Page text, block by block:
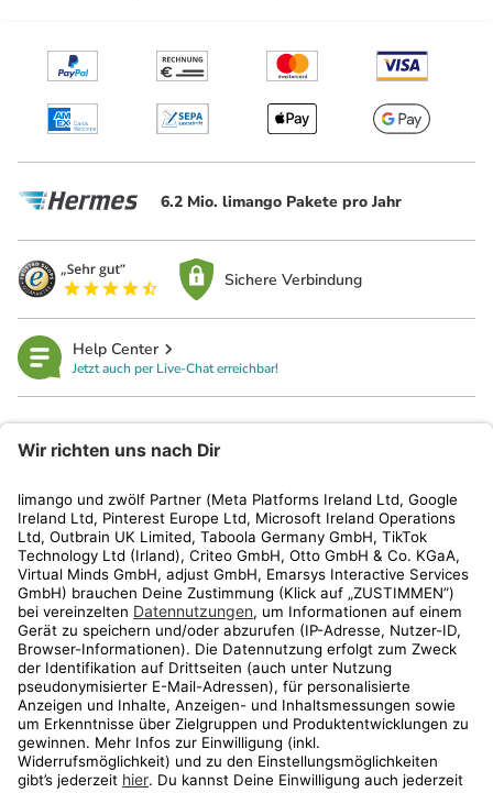
6.2 Mio. limango Pakete pro Jahr
Sichere Verbindung
Help Center
Jetzt auch per Live-Chat erreichbar!
Kundenservice
Shop
Aktionen
Travel